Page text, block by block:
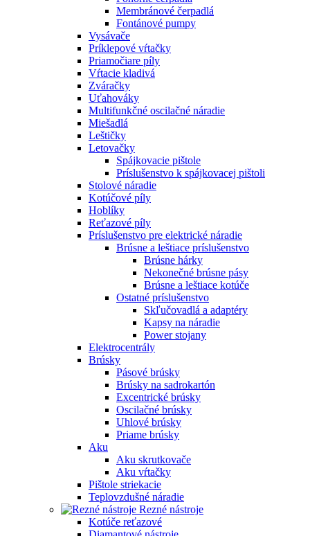
Membránové čerpadlá
Fontánové pumpy
Vysávače
Príklepové vŕtačky
Priamočiare píly
Vŕtacie kladivá
Zváračky
Uťahováky
Multifunkčné oscilačné náradie
Miešadlá
Leštičky
Letovačky
Spájkovacie pištole
Príslušenstvo k spájkovacej pištoli
Stolové náradie
Kotúčové píly
Hoblíky
Reťazové píly
Príslušenstvo pre elektrické náradie
Brúsne a leštiace príslušenstvo
Brúsne hárky
Nekonečné brúsne pásy
Brúsne a leštiace kotúče
Ostatné príslušenstvo
Skľučovadlá a adaptéry
Kapsy na náradie
Power stojany
Elektrocentrály
Brúsky
Pásové brúsky
Brúsky na sadrokartón
Excentrické brúsky
Oscilačné brúsky
Uhlové brúsky
Priame brúsky
Aku
Aku skrutkovače
Aku vŕtačky
Pištole striekacie
Teplovzdušné náradie
Rezné nástroje
Kotúče reťazové